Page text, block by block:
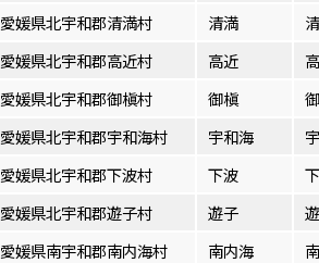
愛媛県北宇和郡清満村 清満
愛媛県北宇和郡高近村 高近
愛媛県北宇和郡御槇村 御槇
愛媛県北宇和郡宇和海村 宇和海
愛媛県北宇和郡下波村 下波
愛媛県北宇和郡遊子村 遊子
愛媛県南宇和郡南内海村 南内海